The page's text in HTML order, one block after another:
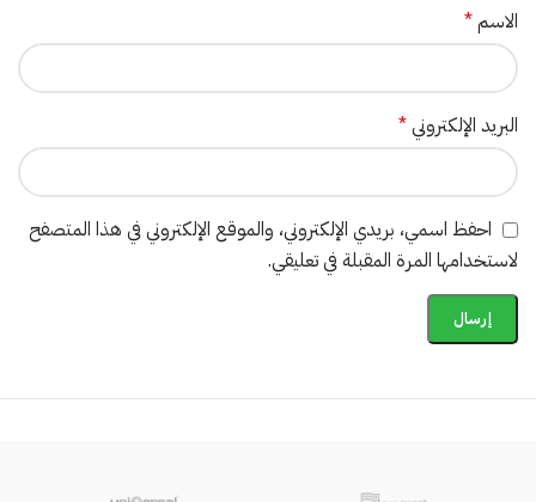
الاسم*
البريد الإلكتروني*
احفظ اسمي، بريدي الإلكتروني، والموقع الإلكتروني في هذا المتصفح
لاستخدامها المرة المقبلة في تعليقي.